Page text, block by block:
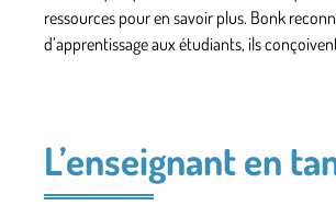
ressources pour en savoir plus. Bonk
d’apprentissage aux étudiants, ils
L’enseignant en